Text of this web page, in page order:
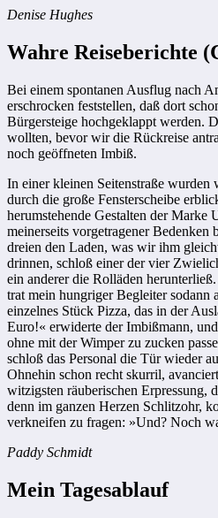
Denise Hughes
Wahre Reiseberichte
Bei einem spontanen Ausflug nach
erschrocken feststellen, daß dort
Bürgersteige hochgeklappt werden.
wollten, bevor wir die Rückreise
noch geöffneten Imbiß.
In einer kleinen Seitenstraße
durch die große Fensterscheibe
herumstehende Gestalten der Marke
meinerseits vorgetragener Bedenken
dreien den Laden, was wir ihm
drinnen, schloß einer der vier
ein anderer die Rolläden
trat mein hungriger Begleiter sodann
einzelnes Stück Pizza, das in der
Euro!« erwiderte der Imbißmann,
ohne mit der Wimper zu zucken
schloß das Personal die Tür wieder
Ohnehin schon recht skurril,
witzigsten räuberischen Erpressung,
denn im ganzen Herzen Schlitzohr,
verkneifen zu fragen: »Und? Noch
Paddy Schmidt
Mein Tagesablauf